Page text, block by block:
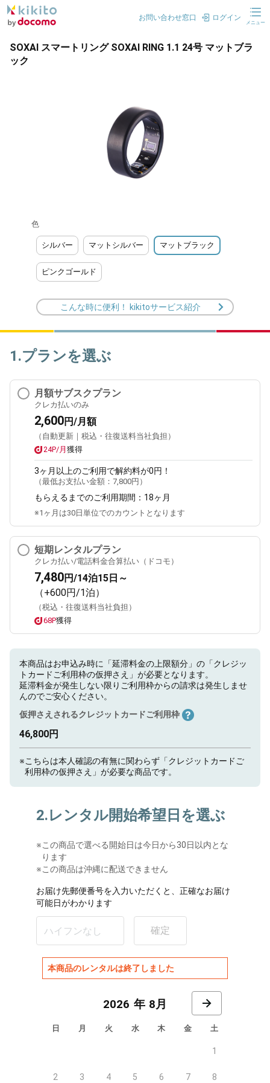
お問い合わせ窓口 ログイン
メニュー
SOXAI スマートリング SOXAI RING 1.1 24号 マットブラ
ック
色
シルバー マットシルバー マットブラック
ピンクゴールド
こんな時に便利！ kikitoサービス紹介
1.プランを選ぶ
月額サブスクプラン
クレカ払いのみ
2,600円/月額
（自動更新｜税込・往復送料当社負担）
24P/月 獲得
3ヶ月 以上のご利用で解約料が0円！
（最低お支払い金額： 7,800円 ）
もらえるまでのご利用期間： 18ヶ月
※1ヶ月は30日単位でのカウントとなります
短期レンタルプラン
クレカ払い/電話料金合算払い（ドコモ）
7,480円/14泊15日～
（+600円/1泊）
（税込・往復送料当社負担）
68P獲得
本商品はお申込み時に「延滞料金の上限額分」の「クレジッ
トカードご利用枠の仮押さえ」が必要となります。
延滞料金が発生しない限りご利用枠からの請求は発生しませ
んのでご安心ください。
仮押さえされるクレジットカードご利用枠
46,800円
※こちらは本人確認の有無に関わらず「クレジットカードご
利用枠の仮押さえ」が必要な商品です。
2.レンタル開始希望日を選ぶ
※この商品で選べる開始日は今日から30日以内とな
ります
※この商品は沖縄に配送できません
お届け先郵便番号を入力いただくと、正確なお届け
可能日がわかります
確定
本商品のレンタルは終了しました
8月
日 月 火 水 木 金 土
1
2 3 4 5 6 7 8